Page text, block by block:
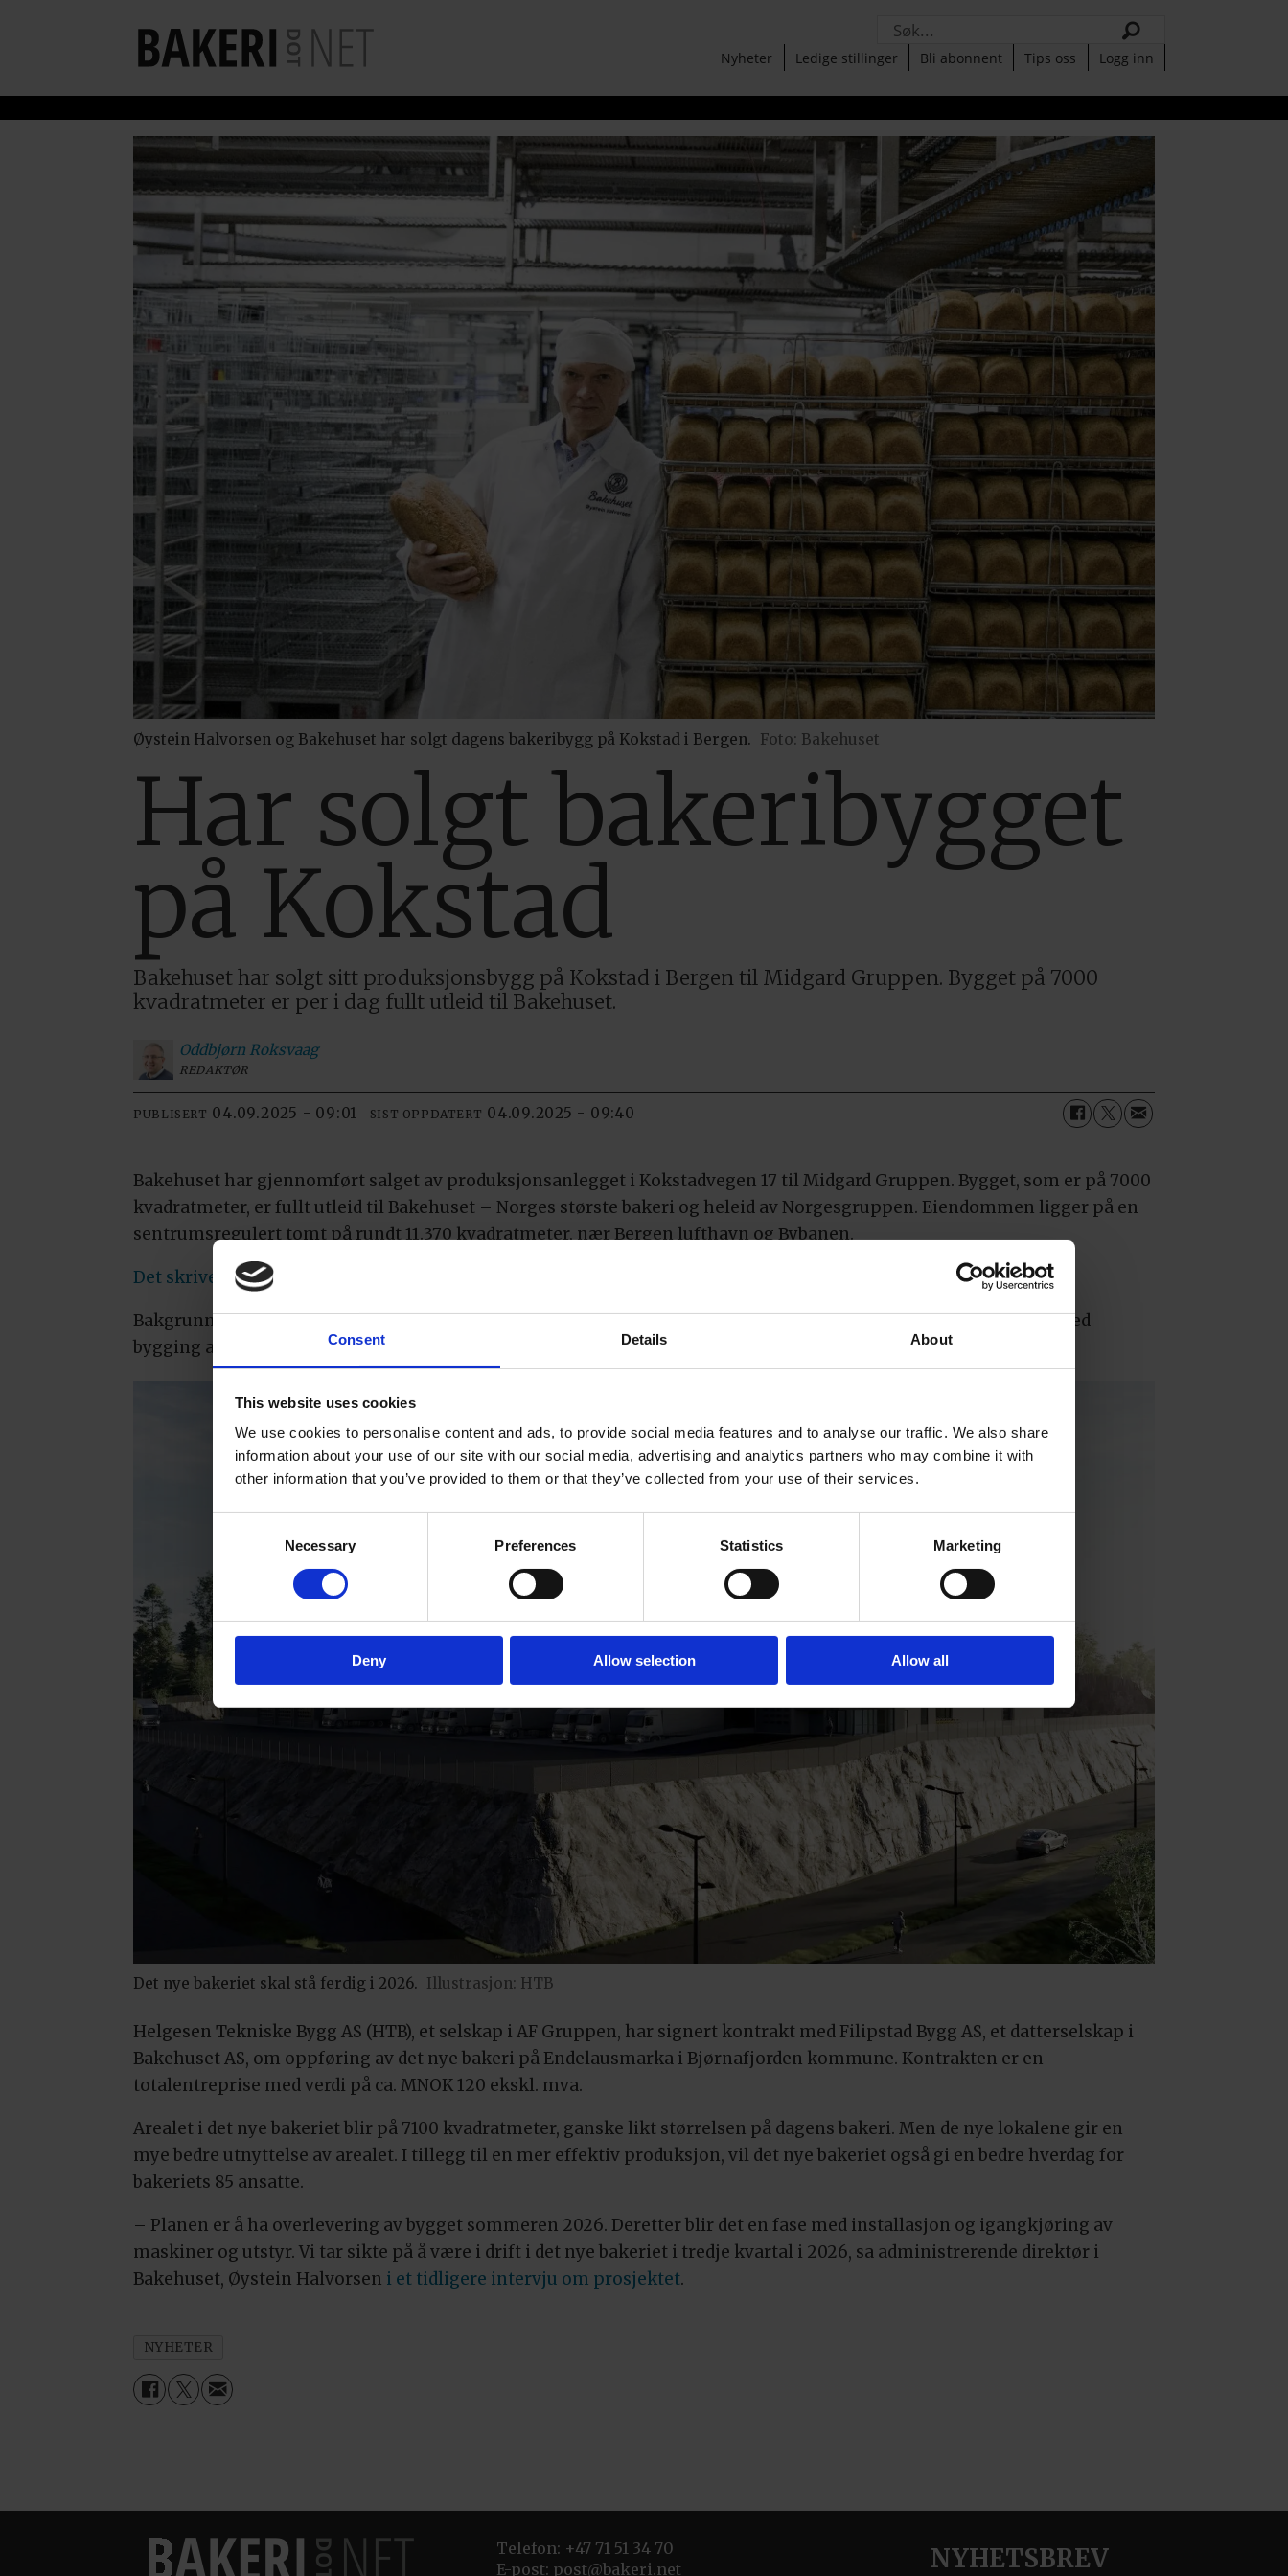
Consent Details About
This website uses cookies
We use cookies to personalise content and ads, to provide social media features and to analyse our traffic. We also share
information about your use of our site with our social media, advertising and analytics partners who may combine it with
other information that you’ve provided to them or that they’ve collected from your use of their services.
Necessary Preferences Statistics Marketing
Deny Allow selection Allow all
Søk
Nyheter Ledige stillinger Bli abonnent Tips oss Logg inn
Øystein Halvorsen og Bakehuset har solgt dagens bakeribygg på Kokstad i Bergen. Foto: Bakehuset
Har solgt bakeribygget
på Kokstad
Bakehuset har solgt sitt produksjonsbygg på Kokstad i Bergen til Midgard Gruppen. Bygget på 7000
kvadratmeter er per i dag fullt utleid til Bakehuset.
Oddbjørn Roksvaag
REDAKTØR
PUBLISERT 04.09.2025 - 09:01 SIST OPPDATERT 04.09.2025 - 09:40
Bakehuset har gjennomført salget av produksjonsanlegget i Kokstadvegen 17 til Midgard Gruppen. Bygget, som er på 7000
kvadratmeter, er fullt utleid til Bakehuset – Norges største bakeri og heleid av Norgesgruppen. Eiendommen ligger på en
sentrumsregulert tomt på rundt 11.370 kvadratmeter, nær Bergen lufthavn og Bybanen.
Det skriver eiendomswatch.no
Bakgrunnen for salget er at Bakehuset Martens neste år flytter fra bygget som nå er solgt. De er allerede i gang med
bygging av nytt bakeri i Bjørnafjorden kommune.
Det nye bakeriet skal stå ferdig i 2026. Illustrasjon: HTB
Helgesen Tekniske Bygg AS (HTB), et selskap i AF Gruppen, har signert kontrakt med Filipstad Bygg AS, et datterselskap i
Bakehuset AS, om oppføring av det nye bakeri på Endelausmarka i Bjørnafjorden kommune. Kontrakten er en
totalentreprise med verdi på ca. MNOK 120 ekskl. mva.
Arealet i det nye bakeriet blir på 7100 kvadratmeter, ganske likt størrelsen på dagens bakeri. Men de nye lokalene gir en
mye bedre utnyttelse av arealet. I tillegg til en mer effektiv produksjon, vil det nye bakeriet også gi en bedre hverdag for
bakeriets 85 ansatte.
– Planen er å ha overlevering av bygget sommeren 2026. Deretter blir det en fase med installasjon og igangkjøring av
maskiner og utstyr. Vi tar sikte på å være i drift i det nye bakeriet i tredje kvartal i 2026, sa administrerende direktør i
Bakehuset, Øystein Halvorsen i et tidligere intervju om prosjektet.
NYHETER
Telefon: +47 71 51 34 70
E-post: post@bakeri.net NYHETSBREV